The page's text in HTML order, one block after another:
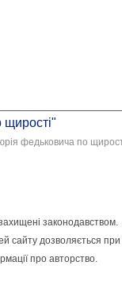
федьковича по
законодавством.
сайту дозволяється при
про авторство.